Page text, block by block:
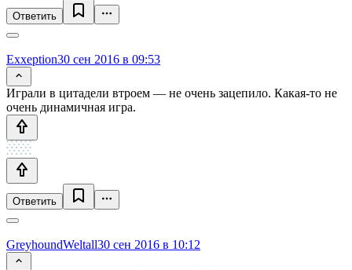
Ответить
Exxeption30 сен 2016 в 09:53
Играли в цитадели втроем — не очень зацепило. Какая-то не
очень динамичная игра.
Ответить
GreyhoundWeltall30 сен 2016 в 10:12